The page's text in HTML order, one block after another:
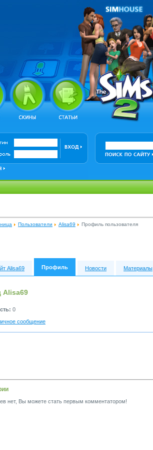
Пользователи Alisa69 Профиль пользователя
Alisa69 Профиль Новости Материалы
Alisa69
0
сообщение
нет, Вы можете стать первым комментатором!